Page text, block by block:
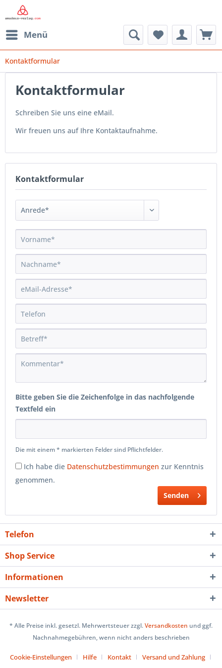
Menü
Kontaktformular
Kontaktformular
Schreiben Sie uns eine eMail.
Wir freuen uns auf Ihre Kontaktaufnahme.
Kontaktformular
Bitte geben Sie die Zeichenfolge in das nachfolgende
Textfeld ein
Die mit einem * markierten Felder sind Pflichtfelder.
Ich habe die Datenschutzbestimmungen zur Kenntnis
genommen.
Senden
Telefon
Shop Service
Informationen
Newsletter
* Alle Preise inkl. gesetzl. Mehrwertsteuer zzgl.Versandkosten und ggf.
Nachnahmegebühren, wenn nicht anders beschrieben
Cookie-Einstellungen Hilfe Kontakt Versand und Zahlung